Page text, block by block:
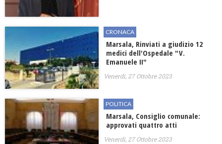
CRONACA
Marsala, Rinviati a giudizio 12
medici dell'Ospedale "V.
Emanuele II"
Venerdì, 27 Ottobre 2023
POLITICA
Marsala, Consiglio comunale:
approvati quattro atti
Venerdì, 27 Ottobre 2023